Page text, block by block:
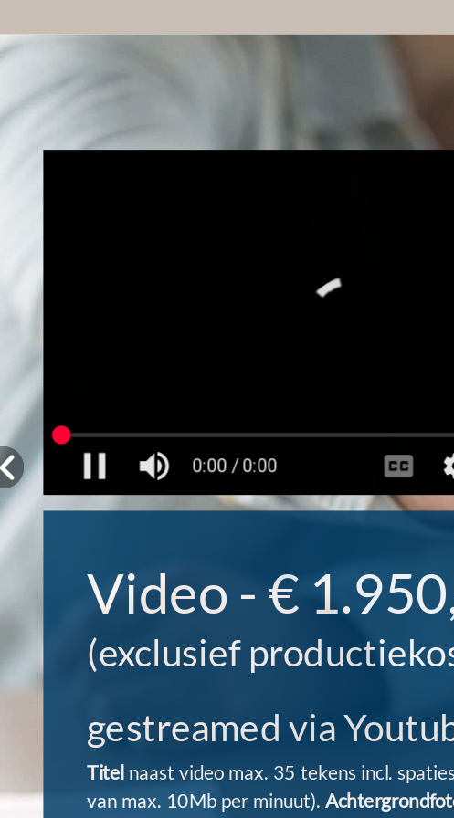
Video - €
(exclusief
gestreamed via
Titelnaast video max. 35 tekens incl.
van max. 10Mb per minuut).